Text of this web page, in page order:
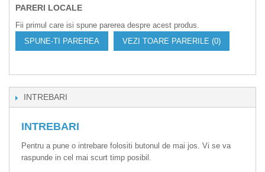
PARERI LOCALE
Fii primul care isi spune parerea despre acest produs.
SPUNE-TI PAREREA
VEZI TOARE PARERILE (0)
INTREBARI
INTREBARI
Pentru a pune o intrebare folositi butonul de mai jos. Vi se va
raspunde in cel mai scurt timp posibil.